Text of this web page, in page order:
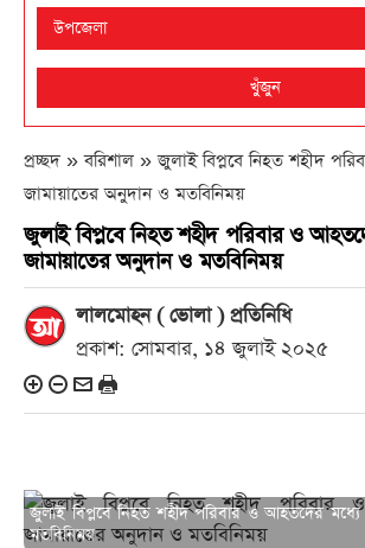
খুঁজুন
প্রচ্ছদ » বরিশাল »জুলাই বিপ্লবে নিহত শহীদ
জামায়াতের অনুদান ও মতবিনিময়
জুলাই বিপ্লবে নিহত শহীদ পরিবার ও
জামায়াতের অনুদান ও মতবিনিময়
লালমোহন ( ভোলা ) প্রতিনিধি
প্রকাশ: সোমবার, ১৪ জুলাই ২০২৫
জুলাই বিপ্লবে নিহত শহীদ পরিবার ও আহতদের
মতবিনিময়